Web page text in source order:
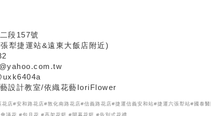
段157號
犁捷運站&遠東大飯店附近)
設計教室/依織花藝IoriFlower
店#安和路花店#敦化南路花店#信義路花店#捷運信義安和站#捷運六張犁站#國泰
議花 #包月花 #高架花籃 #開幕花籃 #告別式花禮